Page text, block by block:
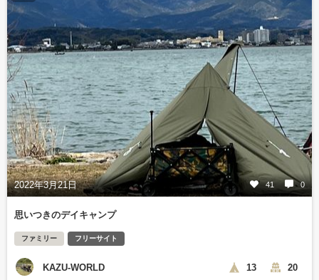
2022年3月21日 41 0
思いつきのデイキャンプ
ファミリー フリーサイト
KAZU-WORLD 13 20